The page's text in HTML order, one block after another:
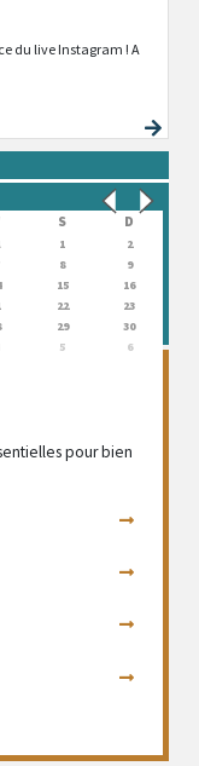
du live Instagram ! A
S D
1
2
8
9
15
16
22
23
29
30
5 6
pour bien